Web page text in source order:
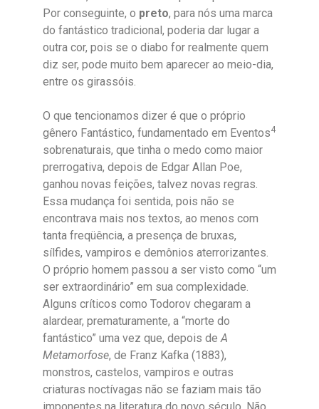
Por conseguinte, o preto, para nós uma marca
do fantástico tradicional, poderia dar lugar a
outra cor, pois se o diabo for realmente quem
diz ser, pode muito bem aparecer ao meio-dia,
entre os girassóis.
O que tencionamos dizer é que o próprio
gênero Fantástico, fundamentado em Eventos4
sobrenaturais, que tinha o medo como maior
prerrogativa, depois de Edgar Allan Poe,
ganhou novas feições, talvez novas regras.
Essa mudança foi sentida, pois não se
encontrava mais nos textos, ao menos com
tanta freqüência, a presença de bruxas,
sílfides, vampiros e demônios aterrorizantes.
O próprio homem passou a ser visto como “um
ser extraordinário” em sua complexidade.
Alguns críticos como Todorov chegaram a
alardear, prematuramente, a “morte do
fantástico” uma vez que, depois deA
Metamorfose, de Franz Kafka (1883),
monstros, castelos, vampiros e outras
criaturas noctívagas não se faziam mais tão